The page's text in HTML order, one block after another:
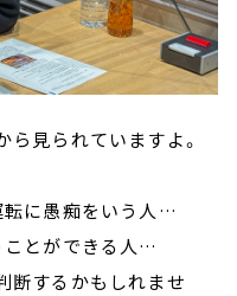
見られていますよ。
転に愚痴をいう人…
ことができる人…
断するかもしれませ